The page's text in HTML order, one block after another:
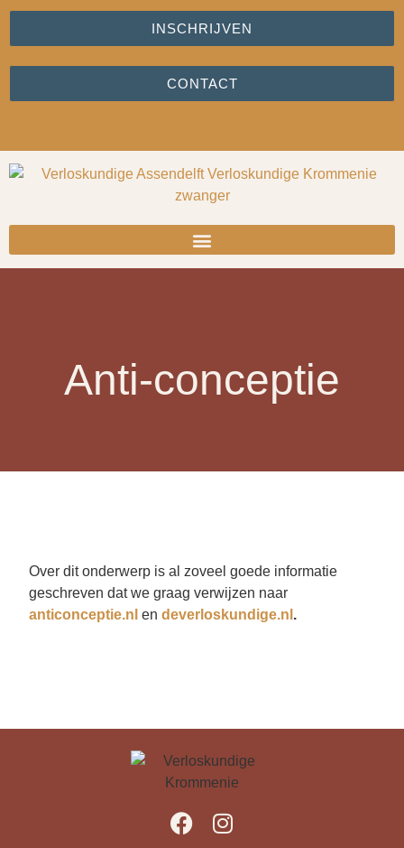
INSCHRIJVEN
CONTACT
Anti-conceptie
Over dit onderwerp is al zoveel goede informatie
geschreven dat we graag verwijzen naar
anticonceptie.nl endeverloskundige.nl .